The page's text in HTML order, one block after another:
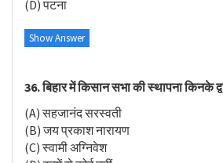
(D) पटना
Show Answer
36. बिहार में किसान सभा की स्थापना किनके
(A) सहजानंद सरस्वती
(B) जय प्रकाश नारायण
(C) स्वामी अग्निवेश